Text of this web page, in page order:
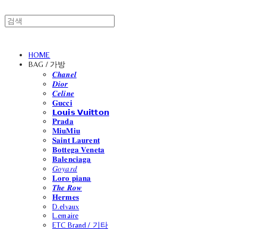
HOME
BAG / 가방
𝑪𝒉𝒂𝒏𝒆𝒍
𝑫𝒊𝒐𝒓
𝑪𝒆𝒍𝒊𝒏𝒆
𝐆𝐮𝐜𝐜𝐢
𝗟𝗼𝘂𝗶𝘀 𝗩𝘂𝗶𝘁𝘁𝗼𝗻
𝐏𝐫𝐚𝐝𝐚
𝐌𝐢𝐮𝐌𝐢𝐮
𝐒𝐚𝐢𝐧𝐭 𝐋𝐚𝐮𝐫𝐞𝐧𝐭
𝐁𝐨𝐭𝐭𝐞𝐠𝐚 𝐕𝐞𝐧𝐞𝐭𝐚
𝐁𝐚𝐥𝐞𝐧𝐜𝐢𝐚𝐠𝐚
𝐺𝑜𝑦𝑎𝑟𝑑
𝐋𝐨𝐫𝐨 𝐩𝐢𝐚𝐧𝐚
𝑻𝒉𝒆 𝑹𝒐𝒘
𝐇𝐞𝐫𝐦𝐞𝐬
D.elvaux
L.emaire
ETC Brand / 기타